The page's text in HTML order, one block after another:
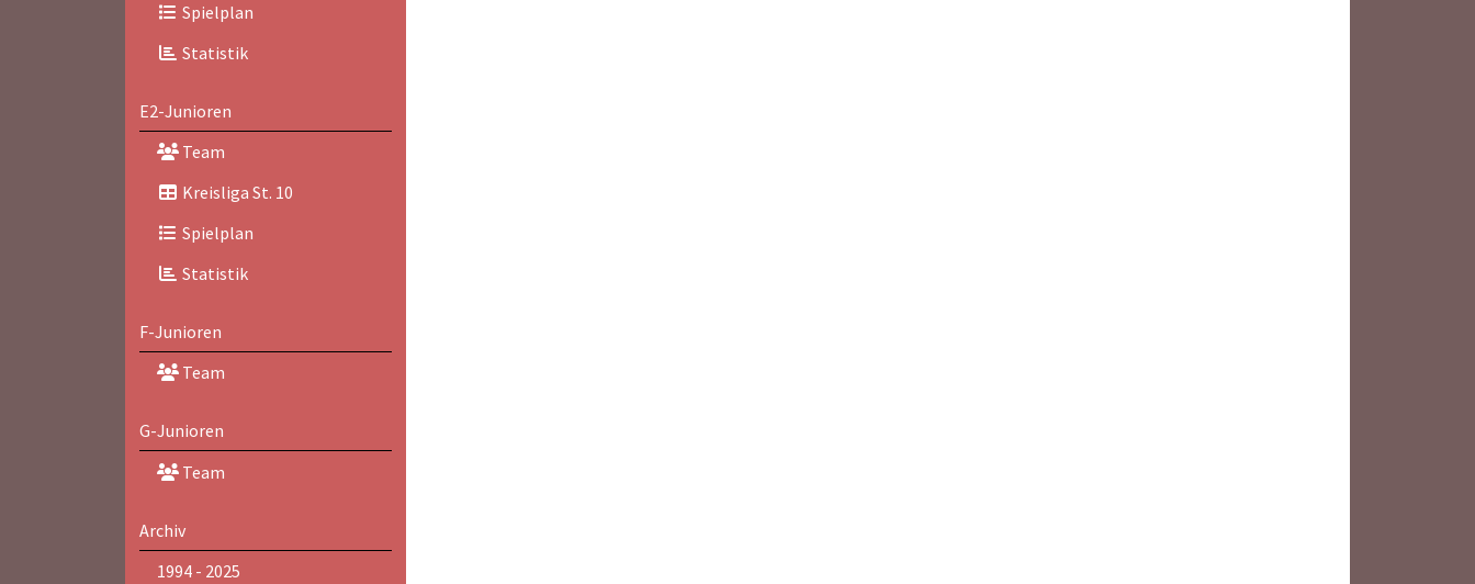
Spielplan
Statistik
E2-Junioren
Team
Kreisliga St. 10
Spielplan
Statistik
F-Junioren
Team
G-Junioren
Team
Archiv
1994 - 2025